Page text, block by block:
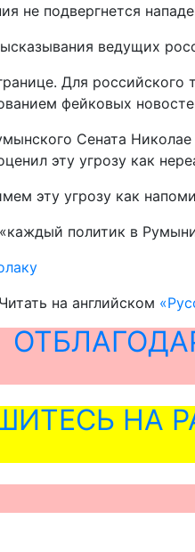
не подвергнется
ведущих
Для
фейковых
Сената
эту угрозу как
эту угрозу как
политик в
на английском
НА